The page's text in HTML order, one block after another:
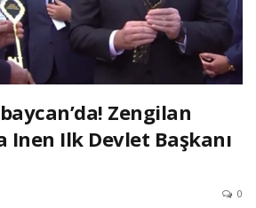
Zengilan
Inen Ilk Devlet Başkanı
0